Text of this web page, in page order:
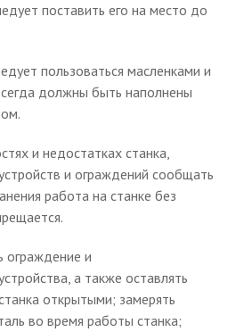
поставить его на место до
пользоваться масленками и
должны быть наполнены
и недостатках станка,
и ограждений сообщать
работа на станке без
ограждение и
а также оставлять
открытыми; замерять
во время работы станка;